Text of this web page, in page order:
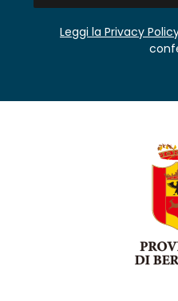
Leggi la Privacy